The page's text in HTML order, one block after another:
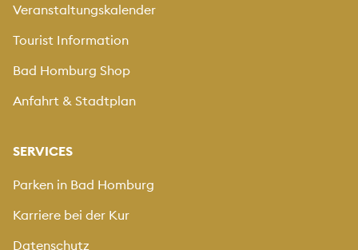
Veranstaltungskalender
Tourist Information
Bad Homburg Shop
Anfahrt & Stadtplan
SERVICES
Parken in Bad Homburg
Karriere bei der Kur
Datenschutz